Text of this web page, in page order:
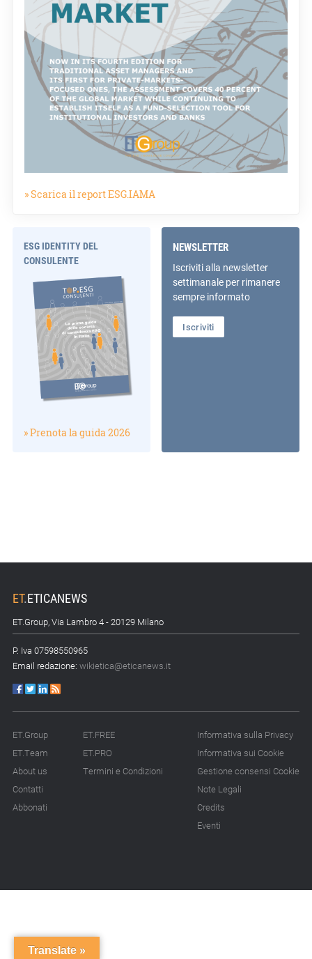
» Scarica il report ESG.IAMA
ESG IDENTITY DEL
CONSULENTE
» Prenota la guida 2026
NEWSLETTER
Iscriviti alla newsletter
settimanale per rimanere
sempre informato
Iscriviti
ET.ETICANEWS
ET.Group, Via Lambro 4 - 20129 Milano
P. Iva 07598550965
Email redazione: wikietica@eticanews.it
ET.Group
ET.Team
About us
Contatti
Abbonati
ET.FREE
ET.PRO
Termini e Condizioni
Informativa sulla Privacy
Informativa sui Cookie
Gestione consensi Cookie
Note Legali
Credits
Eventi
Translate »